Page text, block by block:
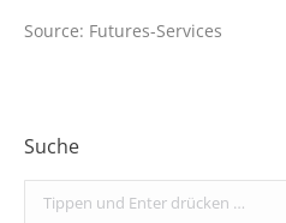
Source: Futures-Services
Suche
Search: